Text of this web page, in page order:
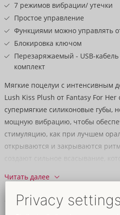
7 режимов вибрации/ утечки
Простое управление
Функциями можно управлять
Блокировка ключом
Перезаряжаемый - USB-
комплект
Мягкие поцелуи с интенсивным
Lush Kiss Plush от Fantasy For Her
супермягкие силиконовые губы,
мощную вибрацию, чтобы
стимуляцию, как при лучшем
открываются и закрываются
создают сильное всасывание,
вращающийся, скользящий
мощной вибрацией
и интенсивность.
Читать далее
Данные и